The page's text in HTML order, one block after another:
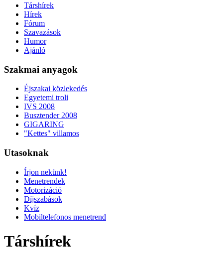
Társhírek
Hírek
Fórum
Szavazások
Humor
Ajánló
Szakmai anyagok
Éjszakai közlekedés
Egyetemi troli
IVS 2008
Busztender 2008
GIGARING
"Kettes" villamos
Utasoknak
Írjon nekünk!
Menetrendek
Motorizáció
Díjszabások
Kvíz
Mobiltelefonos menetrend
Társhírek